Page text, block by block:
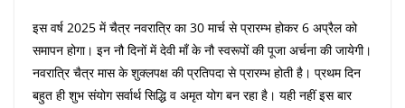
इस वर्ष 2025 में चैत्र नवरात्रि का 30 मार्च से प्रारम्भ होकर 6 अप्रैल को
समापन होगा। इन नौ दिनों में देवी माँ के नौ स्वरूपों की पूजा अर्चना की जायेगी।
नवरात्रि चैत्र मास के शुक्लपक्ष की प्रतिपदा से प्रारम्भ होती है। प्रथम दिन
बहुत ही शुभ संयोग सर्वार्थ सिद्धि व अमृत योग बन रहा है। यही नहीं इस बार